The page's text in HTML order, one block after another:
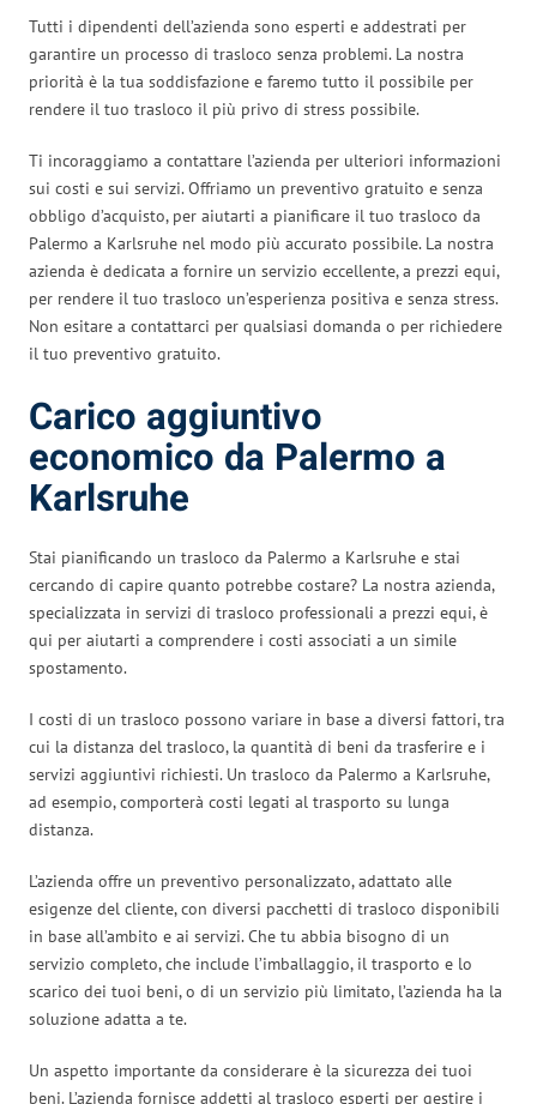
Tutti i dipendenti dell’azienda sono esperti e addestrati per
garantire un processo di trasloco senza problemi. La nostra
priorità è la tua soddisfazione e faremo tutto il possibile per
rendere il tuo trasloco il più privo di stress possibile.
Ti incoraggiamo a contattare l’azienda per ulteriori informazioni
sui costi e sui servizi. Offriamo un preventivo gratuito e senza
obbligo d’acquisto, per aiutarti a pianificare il tuo trasloco da
Palermo a Karlsruhe nel modo più accurato possibile. La nostra
azienda è dedicata a fornire un servizio eccellente, a prezzi equi,
per rendere il tuo trasloco un’esperienza positiva e senza stress.
Non esitare a contattarci per qualsiasi domanda o per richiedere
il tuo preventivo gratuito.
Carico aggiuntivo
economico da Palermo a
Karlsruhe
Stai pianificando un trasloco da Palermo a Karlsruhe e stai
cercando di capire quanto potrebbe costare? La nostra azienda,
specializzata in servizi di trasloco professionali a prezzi equi, è
qui per aiutarti a comprendere i costi associati a un simile
spostamento.
I costi di un trasloco possono variare in base a diversi fattori, tra
cui la distanza del trasloco, la quantità di beni da trasferire e i
servizi aggiuntivi richiesti. Un trasloco da Palermo a Karlsruhe,
ad esempio, comporterà costi legati al trasporto su lunga
distanza.
L’azienda offre un preventivo personalizzato, adattato alle
esigenze del cliente, con diversi pacchetti di trasloco disponibili
in base all’ambito e ai servizi. Che tu abbia bisogno di un
servizio completo, che include l’imballaggio, il trasporto e lo
scarico dei tuoi beni, o di un servizio più limitato, l’azienda ha la
soluzione adatta a te.
Un aspetto importante da considerare è la sicurezza dei tuoi
beni. L’azienda fornisce addetti al trasloco esperti per gestire i